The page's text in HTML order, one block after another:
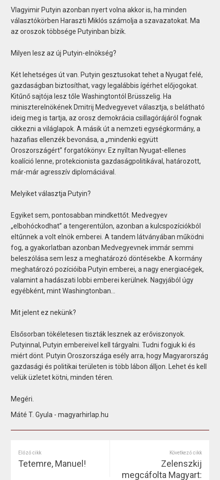
Vlagyimir Putyin azonban nyert volna akkor is, ha minden
választókörben Haraszti Miklós számolja a szavazatokat. Ma
az oroszok többsége Putyinban bízik.
Milyen lesz az új Putyin-elnökség?
Két lehetséges út van. Putyin gesztusokat tehet a Nyugat felé,
gazdaságban biztosíthat, vagy legalábbis ígérhet előjogokat.
Kitűnő sajtója lesz tőle Washingtontól Brüsszelig. Ha
miniszterelnökének Dmitrij Medvegyevet választja, s belátható
ideig meg is tartja, az orosz demokrácia csillagórájáról fognak
cikkezni a világlapok. A másik út a nemzeti egységkormány, a
hazafias ellenzék bevonása, a „mindenki együtt
Oroszországért” forgatókönyv. Ez nyíltan Nyugat-ellenes
koalíció lenne, protekcionista gazdaságpolitikával, határozott,
már-már agresszív diplomáciával.
Melyiket választja Putyin?
Egyiket sem, pontosabban mindkettőt. Medvegyev
„elbohóckodhat” a tengerentúlon, azonban a kulcspozíciókból
eltűnnek a volt elnök emberei. A tandem látványában működni
fog, a gyakorlatban azonban Medvegyevnek immár semmi
beleszólása sem lesz a meghatározó döntésekbe. A kormány
meghatározó pozícióiba Putyin emberei, a nagy energiacégek,
valamint a hadászati lobbi emberei kerülnek. Nagyjából úgy
egyébként, mint Washingtonban…
Mit jelent ez nekünk?
Elsősorban tökéletesen tiszták lesznek az erőviszonyok.
Putyinnal, Putyin embereivel kell tárgyalni. Tudni fogjuk ki és
miért dönt. Putyin Oroszországa esély arra, hogy Magyarország
gazdasági és politikai területen is több lábon álljon. Lehet és kell
velük üzletet kötni, minden téren.
Megéri.
Máté T. Gyula - magyarhirlap.hu
Előző cikk
Tetemre, Manuel!
Következő cikk
Zelenszkij
megcáfolta Magyart: